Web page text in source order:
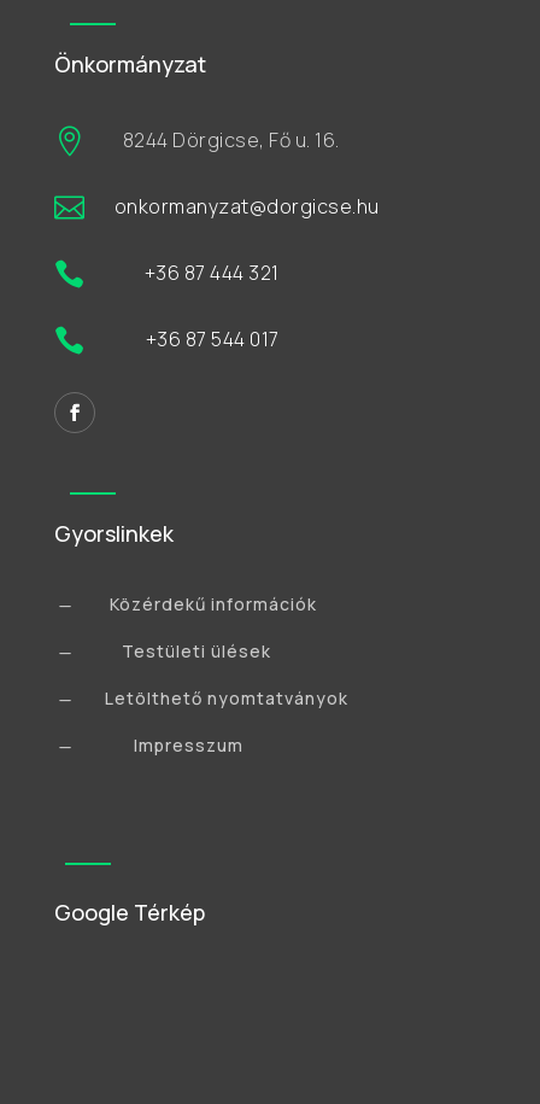
Önkormányzat
 8244 Dörgicse, Fő u. 16.
 onkormanyzat@dorgicse.hu
 +36 87 444 321
 +36 87 544 017
Gyorslinkek
K Közérdekű információk
K Testületi ülések
K Letölthető nyomtatványok
K Impresszum
Google Térkép